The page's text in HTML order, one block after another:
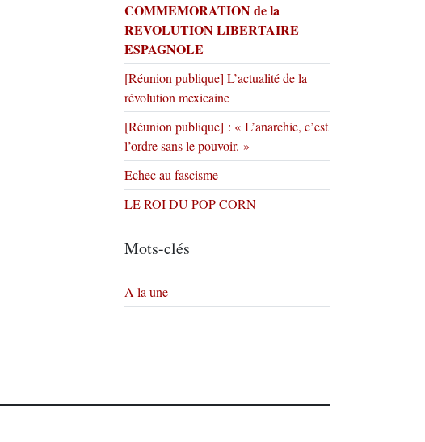
COMMEMORATION de la
REVOLUTION LIBERTAIRE
ESPAGNOLE
[Réunion publique] L’actualité de la
révolution mexicaine
[Réunion publique] : « L’anarchie, c’est
l’ordre sans le pouvoir. »
Echec au fascisme
LE ROI DU POP-CORN
Mots-clés
A la une